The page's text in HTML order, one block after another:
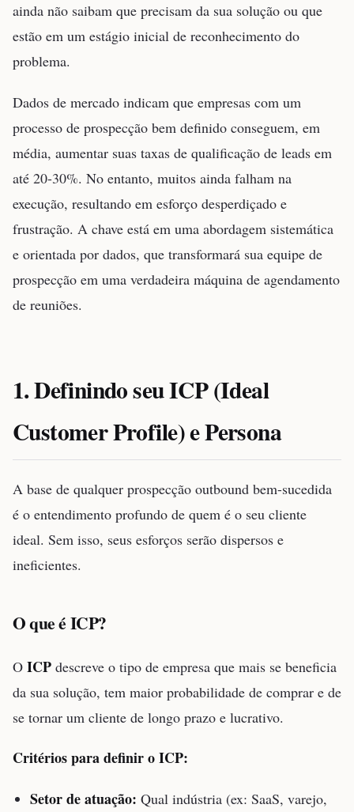
ainda não saibam que precisam da sua solução ou que
estão em um estágio inicial de reconhecimento do
problema.
Dados de mercado indicam que empresas com um
processo de prospecção bem definido conseguem, em
média, aumentar suas taxas de qualificação de leads em
até 20-30%. No entanto, muitos ainda falham na
execução, resultando em esforço desperdiçado e
frustração. A chave está em uma abordagem sistemática
e orientada por dados, que transformará sua equipe de
prospecção em uma verdadeira máquina de agendamento
de reuniões.
1. Definindo seu ICP (Ideal
Customer Profile) e Persona
A base de qualquer prospecção outbound bem-sucedida
é o entendimento profundo de quem é o seu cliente
ideal. Sem isso, seus esforços serão dispersos e
ineficientes.
O que é ICP?
O ICP descreve o tipo de empresa que mais se beneficia
da sua solução, tem maior probabilidade de comprar e de
se tornar um cliente de longo prazo e lucrativo.
Critérios para definir o ICP:
Setor de atuação: Qual indústria (ex: SaaS, varejo,